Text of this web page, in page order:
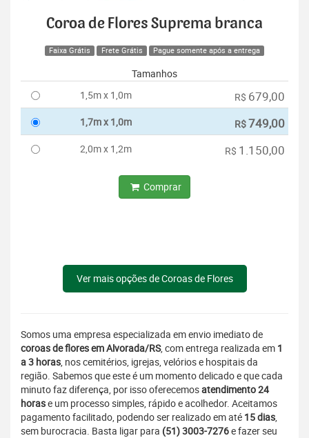
Coroa de Flores Suprema branca
Faixa Grátis Frete Grátis Pague somente após a entrega
Tamanhos
1,5m x 1,0m
R$ 679,00
1,7m x 1,0m R$749,00
2,0m x 1,2m R$ 1.150,00
Comprar
Ver mais opções de Coroas de Flores
Somos uma empresa especializada em envio imediato de
coroas de flores em Alvorada/RS, com entrega realizada em 1
a 3 horas, nos cemitérios, igrejas, velórios e hospitais da
região. Sabemos que este é um momento delicado e que cada
minuto faz diferença, por isso oferecemosatendimento 24
horase um processo simples, rápido e acolhedor. Aceitamos
pagamento facilitado, podendo ser realizado em até 15 dias,
sem burocracia. Basta ligar para (51) 3003-7276e fazer seu